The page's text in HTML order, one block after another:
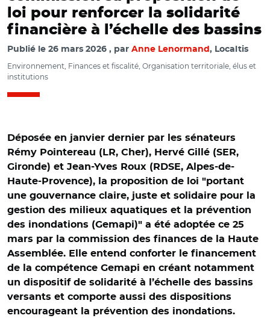
loi pour renforcer la solidarité
financière à l’échelle des bassins
Publié le 26 mars 2026 par Anne Lenormand , Localtis
Environnement, Finances et fiscalité, Organisation territoriale, élus et
institutions
Déposée en janvier dernier par les sénateurs
Rémy Pointereau (LR, Cher), Hervé Gillé (SER,
Gironde) et Jean-Yves Roux (RDSE, Alpes-de-
Haute-Provence), la proposition de loi "portant
une gouvernance claire, juste et solidaire pour la
gestion des milieux aquatiques et la prévention
des inondations (Gemapi)" a été adoptée ce 25
mars par la commission des finances de la Haute
Assemblée. Elle entend conforter le financement
de la compétence Gemapi en créant notamment
un dispositif de solidarité à l’échelle des bassins
versants et comporte aussi des dispositions
encourageant la prévention des inondations.